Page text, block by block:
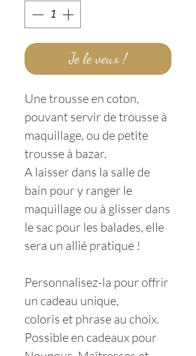
Je le veux !
Une trousse en coton,
pouvant servir de trousse à
maquillage, ou de petite
trousse à bazar.
A laisser dans la salle de
bain pour y ranger le
maquillage ou à glisser dans
le sac pour les balades, elle
sera un allié pratique !
Personnalisez-la pour offrir
un cadeau unique,
coloris et phrase au choix.
Possible en cadeaux pour